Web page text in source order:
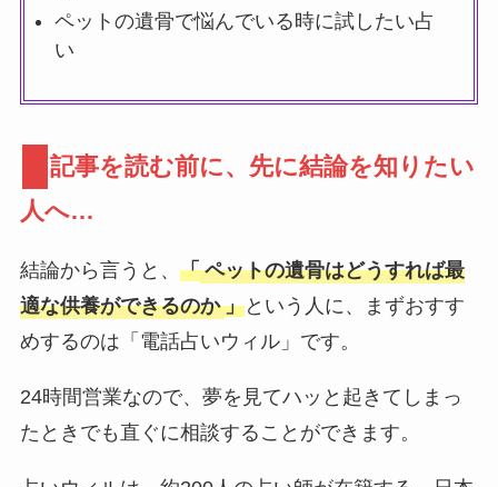
ペットの遺骨で悩んでいる時に試したい占
い
記事を読む前に、先に結論を知りたい
人へ…
結論から言うと、 「 ペットの遺骨はどうすれば最
適な供養ができるのか 」という人に、まずおすす
めするのは「電話占いウィル」です。
24時間営業なので、夢を見てハッと起きてしまっ
たときでも直ぐに相談することができます。